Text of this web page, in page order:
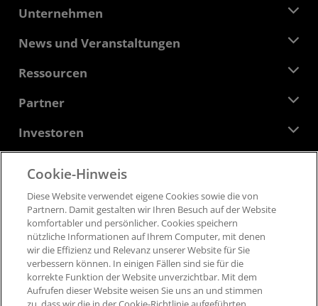
Unternehmen
Über AMD
Verantwortung
Kontakt
News und Veranstaltungen
Pressebereich
Mediathek
Ressourcen
Developer Central
Fallstudien
Online-Seminare
Ressourcen ansehen
Partner
AMD Partner Hub
Autorisierte Händler
AMD Hochschulprogramm
Investoren
Finanzdaten
Unternehmensvorstand
Führungs-Dokumentation
SEC-Börsenberichte
Geschäftsbedingungen​
Datenschutz
Marken
Lieferkettentransparenz
Fairer und offener Wettbewerb
Britische Steuerstrategie
Cookie-Richtlinien
Cookie-Hinweis
Diese Website verwendet eigene Cookies sowie die von
Partnern​. Damit gestalten wir Ihren Besuch auf der Website
komfortabler und persönlicher. ​Cookies speichern
nützliche Informationen auf Ihrem Computer, mit denen
wir die Effizienz und Relevanz unserer Website für Sie
verbessern können. ​In einigen Fällen sind sie für die
korrekte Funktion der Website unverzichtbar. Mit dem
Aufrufen dieser Website weisen Sie uns an und stimmen